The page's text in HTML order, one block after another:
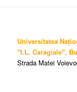
Universitatea
"I.L. Caragiale",
Strada Matei